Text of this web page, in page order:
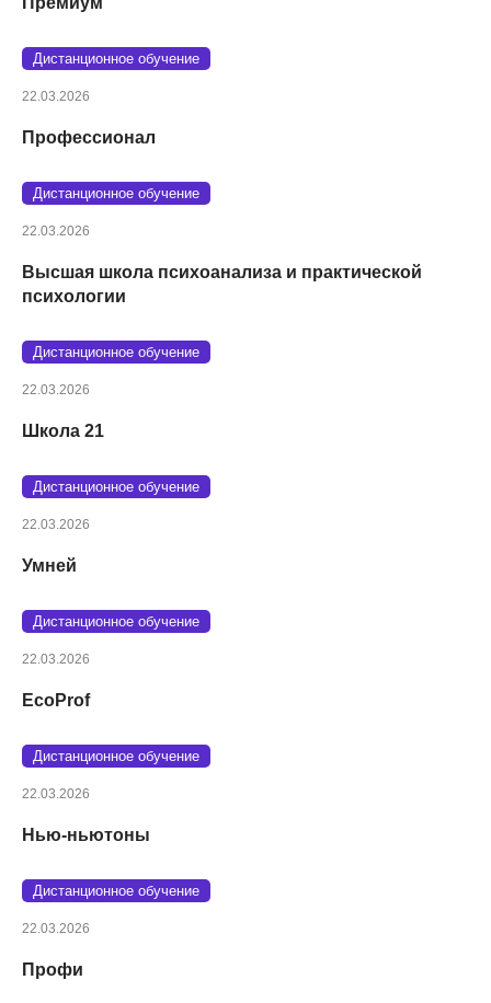
Дистанционное обучение
22.03.2026
Профессионал
Дистанционное обучение
22.03.2026
Высшая школа психоанализа и практической
психологии
Дистанционное обучение
22.03.2026
Школа 21
Дистанционное обучение
22.03.2026
Умней
Дистанционное обучение
22.03.2026
EcoProf
Дистанционное обучение
22.03.2026
Нью-ньютоны
Дистанционное обучение
22.03.2026
Профи